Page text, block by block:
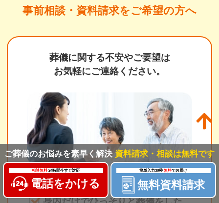
事前相談・資料請求をご希望の方へ
葬儀に関する不安やご要望は
お気軽にご連絡ください。
費用のことがよくわからない
ご葬儀のお悩みを素早く解決 資料請求・相談は無料です
相談無料 24時間今すぐ対応
電話をかける
簡単入力30秒無料でお届け
無料資料請求